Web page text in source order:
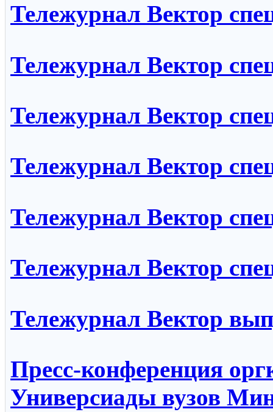
Тележурнал Вектор
Тележурнал Вектор
Тележурнал Вектор
Тележурнал Вектор
Тележурнал Вектор
Тележурнал Вектор
Тележурнал Вектор
Пресс-конференция
Универсиады вузов